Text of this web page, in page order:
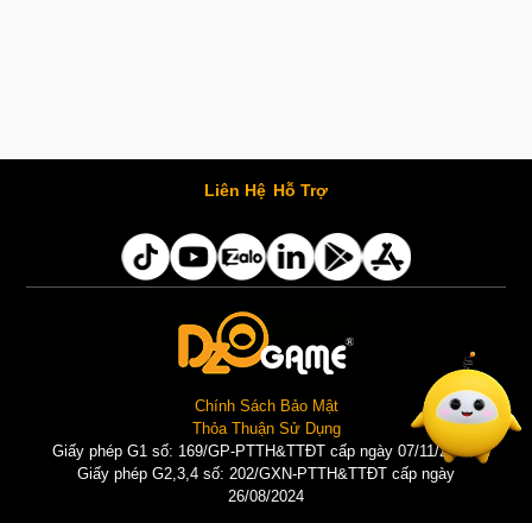
Liên Hệ Hỗ Trợ
Chính Sách Bảo Mật
Thỏa Thuận Sử Dụng
Giấy phép G1 số: 169/GP-PTTH&TTĐT cấp ngày 07/11/2025 |
Giấy phép G2,3,4 số: 202/GXN-PTTH&TTĐT cấp ngày
26/08/2024